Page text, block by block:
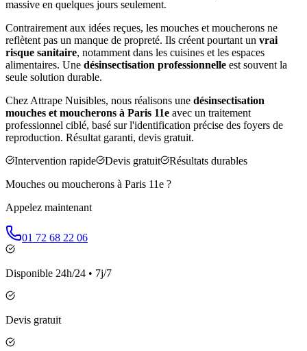
massive en quelques jours seulement.
Contrairement aux idées reçues, les mouches et moucherons ne
reflètent pas un manque de propreté. Ils créent pourtant un vrai
risque sanitaire, notamment dans les cuisines et les espaces
alimentaires. Une désinsectisation professionnelle est souvent la
seule solution durable.
Chez Attrape Nuisibles, nous réalisons une désinsectisation
mouches et moucherons à Paris 11e avec un traitement
professionnel ciblé, basé sur l'identification précise des foyers de
reproduction. Résultat garanti, devis gratuit.
Intervention rapide
Devis gratuit
Résultats durables
Mouches ou moucherons à Paris 11e ?
Appelez maintenant
01 72 68 22 06
Disponible 24h/24 • 7j/7
Devis gratuit